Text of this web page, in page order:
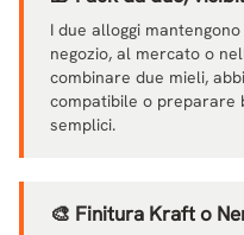
I due alloggi
negozio, al mercato o
combinare due mieli,
compatibile o preparare
semplici.
🎨 Finitura Kraft o